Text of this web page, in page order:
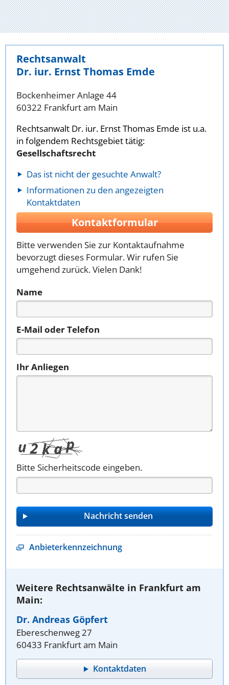
Rechtsanwalt
Dr. iur. Ernst Thomas Emde
Bockenheimer Anlage 44
60322 Frankfurt am Main
Rechtsanwalt Dr. iur. Ernst Thomas Emde ist u.a.
in folgendem Rechtsgebiet tätig:
Gesellschaftsrecht
Das ist nicht der gesuchte Anwalt?
Informationen zu den angezeigten
Kontaktdaten
Kontaktformular
Bitte verwenden Sie zur Kontaktaufnahme
bevorzugt dieses Formular. Wir rufen Sie
umgehend zurück. Vielen Dank!
Name
E-Mail oder Telefon
Ihr Anliegen
Bitte Sicherheitscode eingeben.
Anbieterkennzeichnung
Weitere Rechtsanwälte in Frankfurt am
Main:
Dr. Andreas Göpfert
Ebereschenweg 27
60433 Frankfurt am Main
Kontaktdaten